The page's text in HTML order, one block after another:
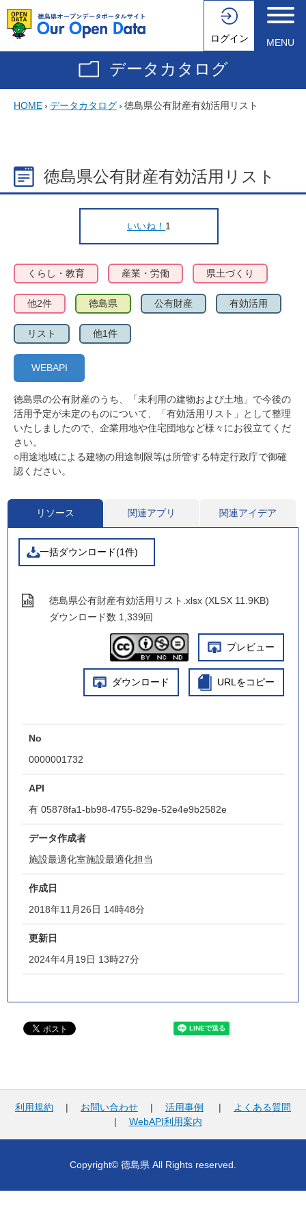
ログイン MENU
データカタログ
HOME› データカタログ› 徳島県公有財産有効活用リスト
徳島県公有財産有効活用リスト
いいね！ 1
くらし・教育 産業・労働 県土づくり
他2件 徳島県 公有財産 有効活用
リスト 他1件
WEBAPI
徳島県の公有財産のうち、「未利用の建物および土地」で今後の
活用予定が未定のものについて、「有効活用リスト」として整理
いたしましたので、企業用地や住宅団地など様々にお役立てくだ
さい。
○用途地域による建物の用途制限等は所管する特定行政庁で御確
認ください。
リソース 関連アプリ 関連アイデア
一括ダウンロード(1件)
徳島県公有財産有効活用リスト.xlsx (XLSX 11.9KB)
ダウンロード数 1,339回
プレビュー
ダウンロード URLをコピー
No
0000001732
API
有 05878fa1-bb98-4755-829e-52e4e9b2582e
データ作成者
施設最適化室施設最適化担当
作成日
2018年11月26日 14時48分
更新日
2024年4月19日 13時27分
利用規約 | お問い合わせ | 活用事例 |
よくある質問
| WebAPI利用案内
Copyright© 徳島県 All Rights reserved.